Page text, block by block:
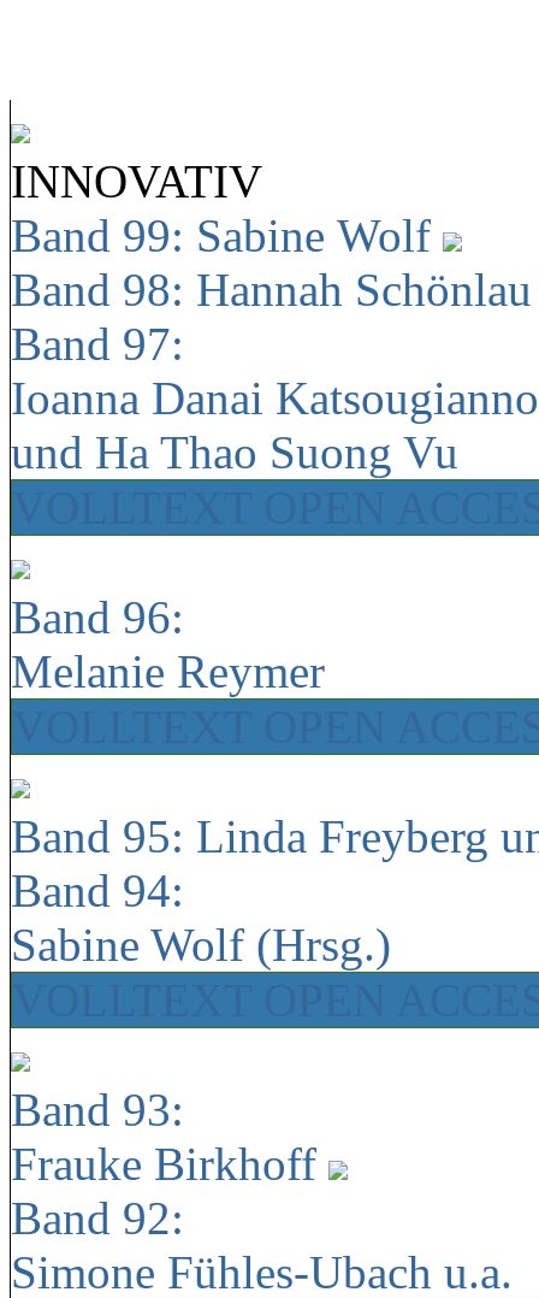
INNOVATIV
Band 99: Sabine Wolf
Band 98: Hannah
Band 97:
Ioanna Danai
und Ha Thao Suong Vu
Band 96:
Melanie Reymer
Band 95: Linda Freyberg
Band 94:
Sabine Wolf (Hrsg.)
Band 93:
Frauke Birkhoff
Band 92:
Simone Fühles-Ubach u.a.